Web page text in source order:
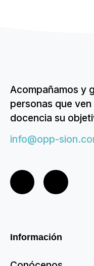
Acompañamos y
personas que
docencia su
info@opp-
Información